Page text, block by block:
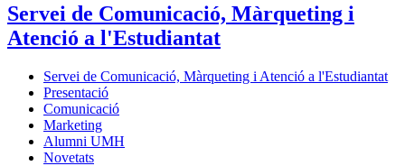
Servei de Comunicació, Màrqueting i
Atenció a l'Estudiantat
Servei de Comunicació, Màrqueting i Atenció a l'Estudiantat
Presentació
Comunicació
Marketing
Alumni UMH
Novetats